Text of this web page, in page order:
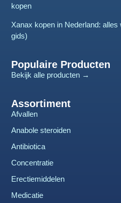
kopen
Xanax kopen in Nederland:
gids)
Populaire Producten
Bekijk alle producten →
Assortiment
Afvallen
Anabole steroiden
Antibiotica
Concentratie
Erectiemiddelen
Medicatie